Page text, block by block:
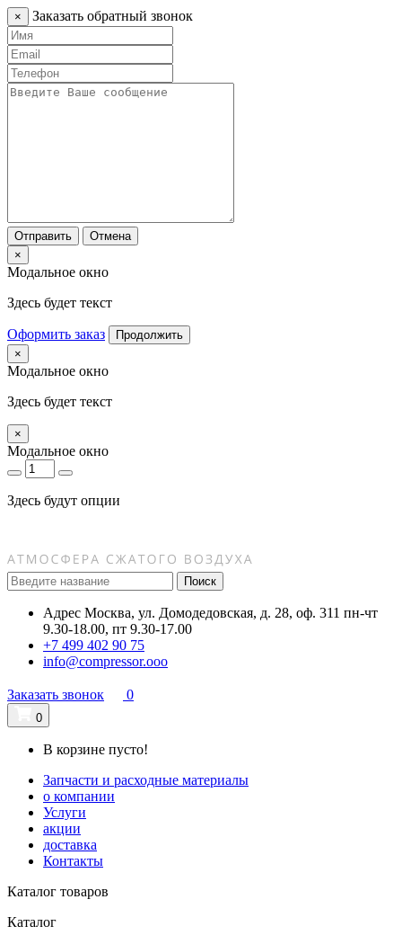
× Заказать обратный звонок
Отправить
Отмена
×
Модальное окно
Здесь будет текст
Оформить заказ
Продолжить
×
Модальное окно
Здесь будет текст
×
Модальное окно
Здесь будут опции
Поиск
Адрес Москва, ул. Домодедовская, д. 28, оф. 311 пн-чт
9.30-18.00, пт 9.30-17.00
+7 499 402 90 75
info@compressor.ooo
Заказать звонок 0
0
В корзине пусто!
Запчасти и расходные материалы
о компании
Услуги
акции
доставка
Контакты
Каталог товаров
Каталог